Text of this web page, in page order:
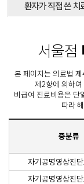
환자가 직접 쓴 치
서울점
본 페이지는 의료법
제2항에 의하
비급여 진료비용은 단
따라
중분류
자기공명영상진
자기공명영상진